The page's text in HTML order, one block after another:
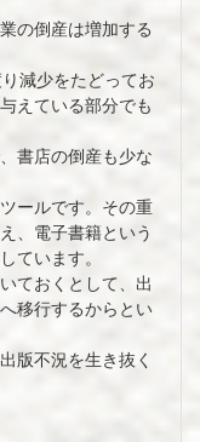
の倒産は増加する
減少をたどってお
えている部分でも
書店の倒産も少な
ールです。その重
、電子書籍という
ています。
ておくとして、出
移行するからとい
版不況を生き抜く